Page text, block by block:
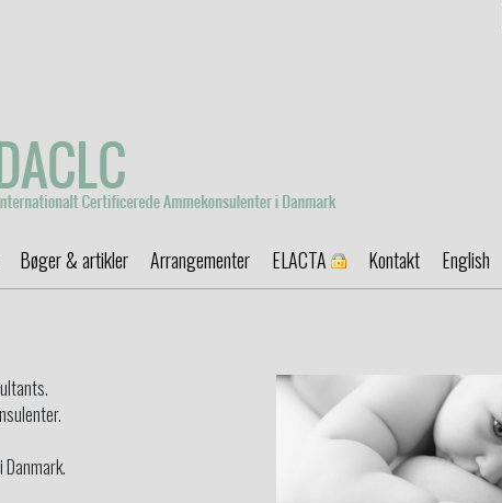
Bøger & artikler Arrangementer ELACTA Kontakt English